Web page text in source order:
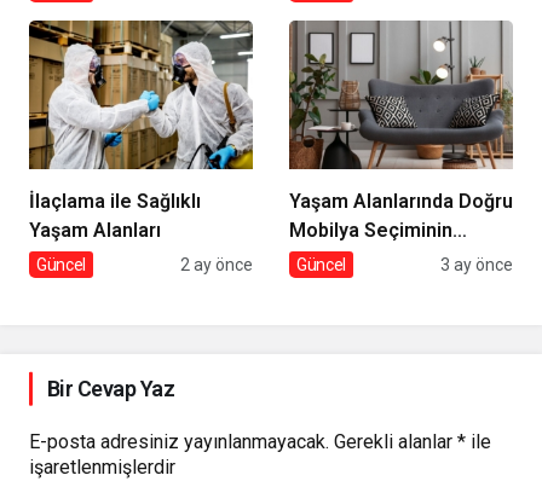
İlaçlama ile Sağlıklı
Yaşam Alanları
Güncel 2 ay önce
Yaşam Alanlarında Doğru
Mobilya Seçiminin
İncelikleri
Güncel 3 ay önce
Bir Cevap Yaz
E-posta adresiniz yayınlanmayacak. Gerekli alanlar * ile
işaretlenmişlerdir